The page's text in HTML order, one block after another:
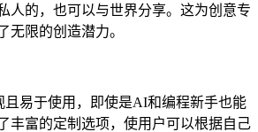
人的，也可以与世界分享。这为创意专
无限的创造潜力。
且易于使用，即使是AI和编程新手也能
丰富的定制选项，使用户可以根据自己